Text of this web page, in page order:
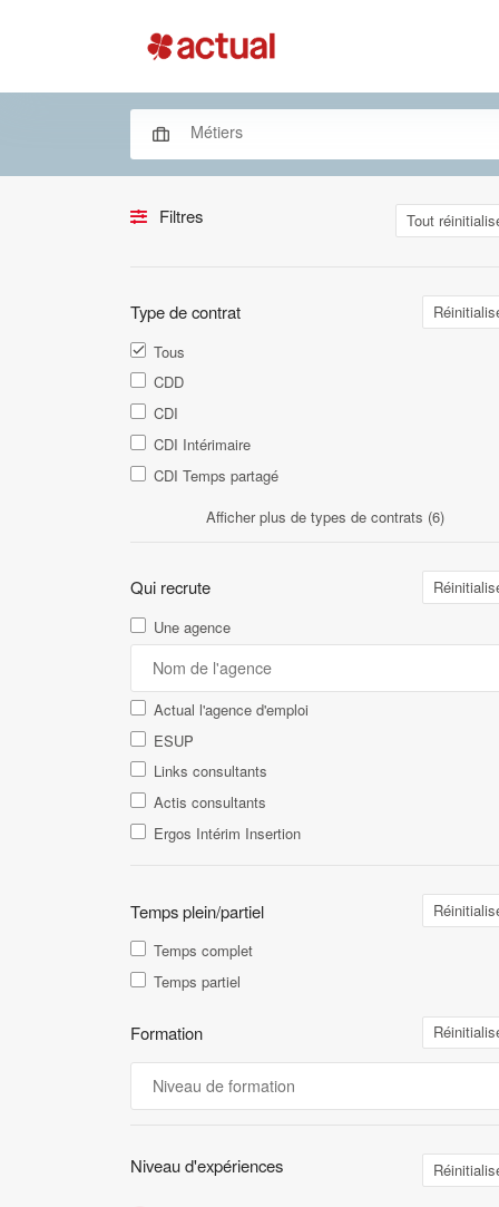
Filtres Tout
Type de contrat
Tous
CDD
CDI
CDI Intérimaire
CDI Temps partagé
Afficher plus de types de contrats (6)
Qui recrute
Une agence
Actual l'agence d'emploi
ESUP
Links consultants
Actis consultants
Ergos Intérim Insertion
Temps plein/partiel
Temps complet
Temps partiel
Formation
Niveau d'expériences